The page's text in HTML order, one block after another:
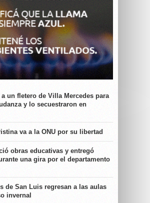
un fletero de Villa Mercedes para
y lo secuestraron en
va a la ONU por su libertad
obras educativas y entregó
una gira por el departamento
de San Luis regresan a las aulas
invernal